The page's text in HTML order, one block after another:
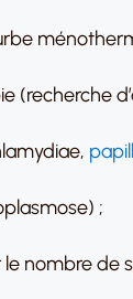
;
nombre de